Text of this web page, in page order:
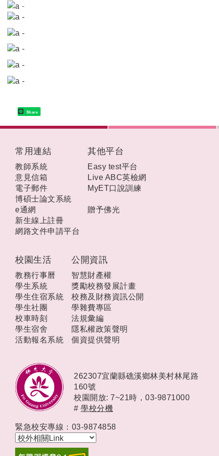
Share
校園生活
教務行事曆
學生系統
學生住宿系統
學生社團
校車時刻
學生宿舍
活動報名系統
公開資訊
智慧財產權
獎勵校務發展計畫
校務及財務資訊公開
學雜費專區
法規彙編
隱私權政策聲明
個資提供聲明
常用連結
教師系統
意見信箱
電子郵件
博碩士論文系統
e通網
新生線上註冊
網路文件申請平台
其他平台
Easy test平台
Live ABC英檢網
MyET口說訓練
贈予佛光
262307宜蘭縣礁溪鄉林美村林尾路
160號
校園開放: 7~21時， 03-9871000
# 學校分機
緊急校安專線：03-9874858